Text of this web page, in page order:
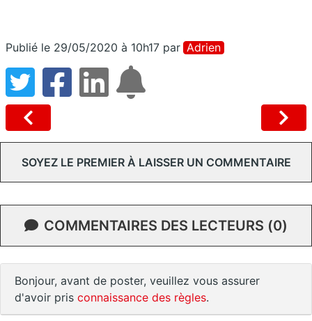
Publié le 29/05/2020 à 10h17 par Adrien
SOYEZ LE PREMIER À LAISSER UN COMMENTAIRE
COMMENTAIRES DES LECTEURS (0)
Bonjour, avant de poster, veuillez vous assurer
d'avoir pris connaissance des règles.